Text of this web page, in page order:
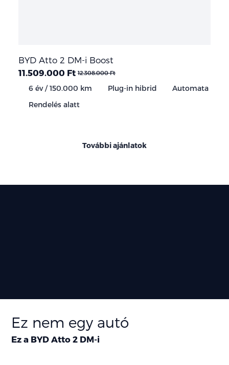
BYD Atto 2 DM-i Boost
11.509.000 Ft 12.308.000 Ft
6 év / 150.000 km Plug-in hibrid
Automata
Rendelés alatt
További ajánlatok
Ez nem egy autó
Ez a BYD Atto 2 DM-i